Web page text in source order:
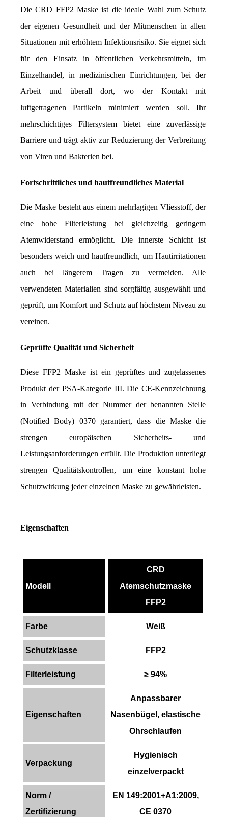
Die CRD FFP2 Maske ist die ideale Wahl zum Schutz
der eigenen Gesundheit und der Mitmenschen in allen
Situationen mit erhöhtem Infektionsrisiko. Sie eignet sich
für den Einsatz in öffentlichen Verkehrsmitteln, im
Einzelhandel, in medizinischen Einrichtungen, bei der
Arbeit und überall dort, wo der Kontakt mit
luftgetragenen Partikeln minimiert werden soll. Ihr
mehrschichtiges Filtersystem bietet eine zuverlässige
Barriere und trägt aktiv zur Reduzierung der Verbreitung
von Viren und Bakterien bei.
Fortschrittliches und hautfreundliches Material
Die Maske besteht aus einem mehrlagigen Vliesstoff, der
eine hohe Filterleistung bei gleichzeitig geringem
Atemwiderstand ermöglicht. Die innerste Schicht ist
besonders weich und hautfreundlich, um Hautirritationen
auch bei längerem Tragen zu vermeiden. Alle
verwendeten Materialien sind sorgfältig ausgewählt und
geprüft, um Komfort und Schutz auf höchstem Niveau zu
vereinen.
Geprüfte Qualität und Sicherheit
Diese FFP2 Maske ist ein geprüftes und zugelassenes
Produkt der PSA-Kategorie III. Die CE-Kennzeichnung
in Verbindung mit der Nummer der benannten Stelle
(Notified Body) 0370 garantiert, dass die Maske die
strengen europäischen Sicherheits- und
Leistungsanforderungen erfüllt. Die Produktion unterliegt
strengen Qualitätskontrollen, um eine konstant hohe
Schutzwirkung jeder einzelnen Maske zu gewährleisten.
Eigenschaften
Modell
CRD
Atemschutzmaske
FFP2
Farbe Weiß
Schutzklasse FFP2
Filterleistung ≥ 94%
Eigenschaften
Anpassbarer
Nasenbügel, elastische
Ohrschlaufen
Verpackung
Hygienisch
einzelverpackt
Norm /
Zertifizierung
EN 149:2001+A1:2009,
CE 0370